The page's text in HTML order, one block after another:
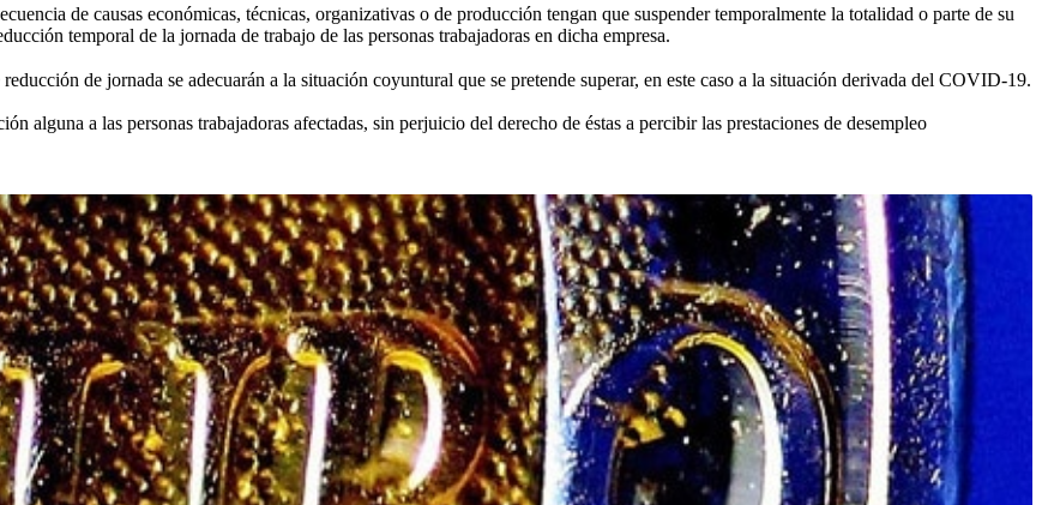
de causas económicas, técnicas, organizativas o de producción tengan que suspender temporalmente la totalidad o parte de su
temporal de la jornada de trabajo de las personas trabajadoras en dicha empresa.
de jornada se adecuarán a la situación coyuntural que se pretende superar, en este caso a la situación derivada del COVID-19.
alguna a las personas trabajadoras afectadas, sin perjuicio del derecho de éstas a percibir las prestaciones de desempleo